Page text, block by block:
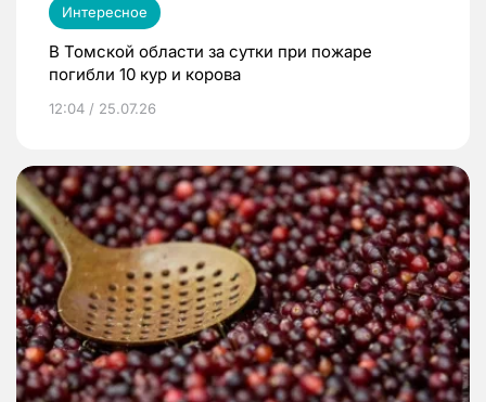
Интересное
В Томской области за сутки при пожаре
погибли 10 кур и корова
12:04 / 25.07.26